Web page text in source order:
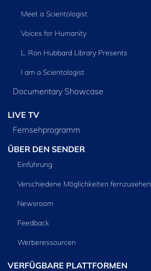
Meet a Scientologist
Voices for Humanity
L. Ron Hubbard Library Presents
I am a Scientologist
Documentary Showcase
LIVE TV
Fernsehprogramm
ÜBER DEN SENDER
Einführung
Verschiedene Möglichkeiten fernzusehen
Newsroom
Feedback
Werberessourcen
VERFÜGBARE PLATTFORMEN